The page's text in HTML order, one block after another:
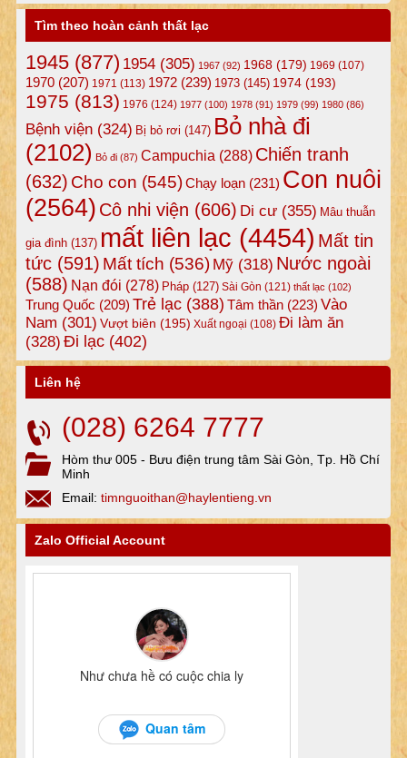
Tìm theo hoàn cảnh thất lạc
1945(877) 1954(305) 1967(92) 1968(179) 1969 (107)
1970(207) 1971 (113) 1972(239) 1973(145) 1974(193)
1975 (813) 1976 (124) 1977(100) 1978(91) 1979(99) 1980(86)
Bệnh viện(324) Bị bỏ rơi (147) Bỏ nhà đi
(2102) Bỏ đi(87) Campuchia (288) Chiến tranh
(632) Cho con (545)Chạy loạn(231) Con nuôi
(2564) Cô nhi viện (606) Di cư(355) Mâu thuẫn
gia đình(137) mất liên lạc (4454) Mất tin
tức(591) Mất tích (536) Mỹ(318) Nước ngoài
(588) Nạn đói (278) Pháp(127) Sài Gòn (121) thất lạc (102)
Trung Quốc (209) Trẻ lạc(388) Tâm thần(223) Vào
Nam (301) Vượt biên (195) Xuất ngoại (108) Đi làm ăn
(328) Đi lạc(402)
Liên hệ
(028) 6264 7777
Hòm thư 005 - Bưu điện trung tâm Sài Gòn, Tp. Hồ Chí
Minh
Email: timnguoithan@haylentieng.vn
Zalo Official Account